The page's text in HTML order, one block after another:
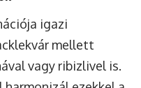
igazi
mellett
vagy ribizlivel is.